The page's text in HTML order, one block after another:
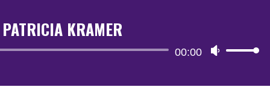
KRAMER
Reproductor
audio
00:00
Utiliza
teclas